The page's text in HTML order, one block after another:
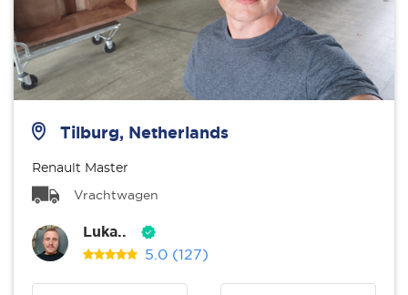
Tilburg, Netherlands
Renault Master
Vrachtwagen
Luka..
5.0 (127)